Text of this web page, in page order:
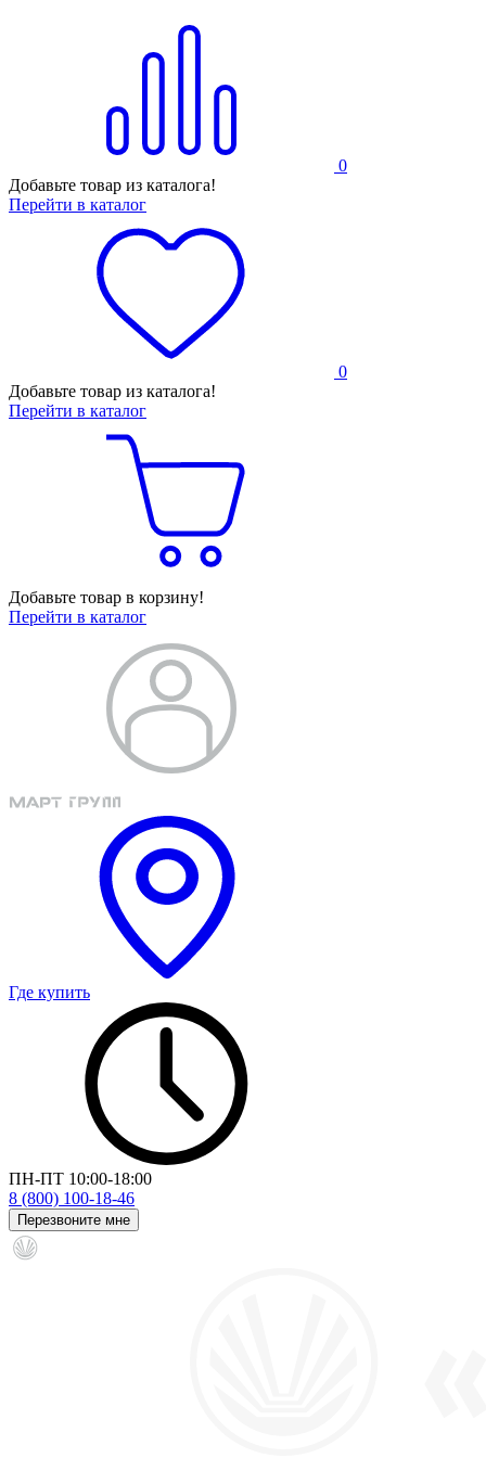
0
Добавьте товар из каталога!
Перейти в каталог
0
Добавьте товар из каталога!
Перейти в каталог
Добавьте товар в корзину!
Перейти в каталог
Где купить
ПН-ПТ 10:00-18:00
8 (800) 100-18-46
Перезвоните мне